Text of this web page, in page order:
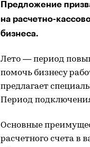
Предложение
на расчетно-
бизнеса.
Лето — период
помочь бизнесу
предлагает
Период
Основные
расчетного счета в